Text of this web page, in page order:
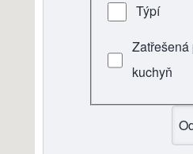
Týpí
kuchyň